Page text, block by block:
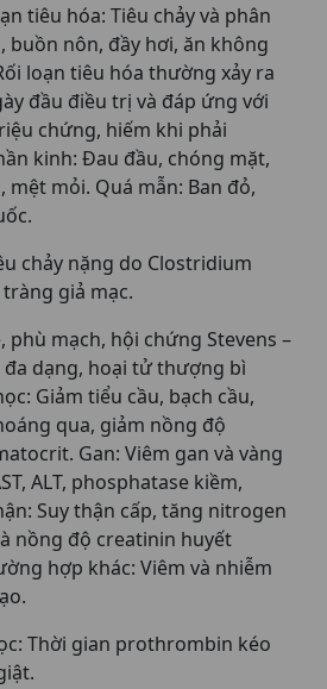
tiêu hóa: Tiêu chảy và phân
buồn nôn, đầy hơi, ăn không
loạn tiêu hóa thường xảy ra
đầu điều trị và đáp ứng với
chứng, hiếm khi phải
kinh: Đau đầu, chóng mặt,
mệt mỏi. Quá mẫn: Ban đỏ,
chảy nặng do Clostridium
giả mạc.
phù mạch, hội chứng Stevens –
đa dạng, hoại tử thượng bì
Giảm tiểu cầu, bạch cầu,
qua, giảm nồng độ
Gan: Viêm gan và vàng
ALT, phosphatase kiềm,
Suy thận cấp, tăng nitrogen
nồng độ creatinin huyết
hợp khác: Viêm và nhiễm
Thời gian prothrombin kéo